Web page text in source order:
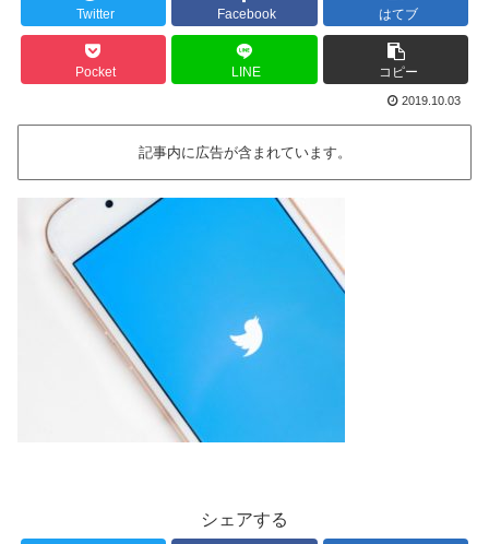
Twitter Facebook はてブ
Pocket LINE コピー
2019.10.03
記事内に広告が含まれています。
シェアする